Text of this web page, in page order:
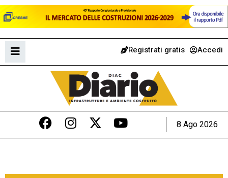
Registrati gratis Accedi
8 Ago 2026